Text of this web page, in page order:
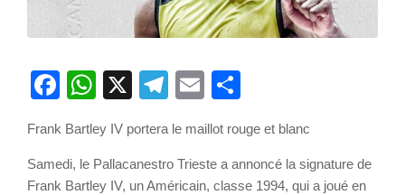
Facebook
WhatsApp
X Telegram
Email
Frank Bartley IV portera le maillot rouge et blanc
Samedi, le Pallacanestro Trieste a annoncé la signature de
Frank Bartley IV, un Américain, classe 1994, qui a joué en